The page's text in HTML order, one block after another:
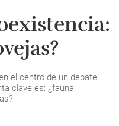
el centro de un debate.
clave es: ¿fauna